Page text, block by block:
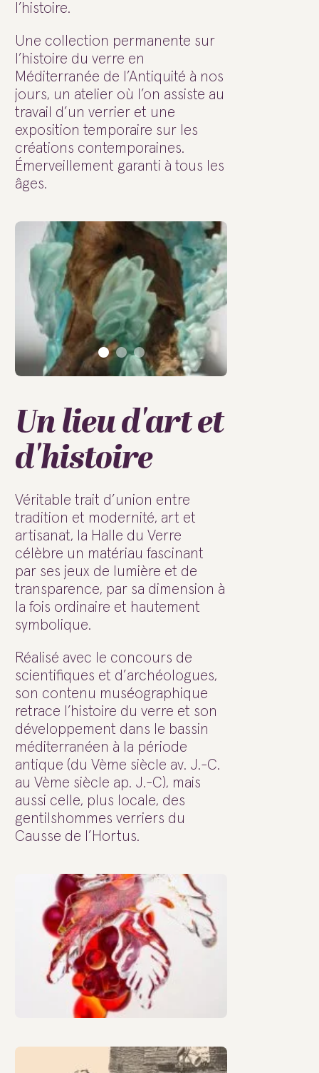
l’histoire.
Une collection permanente sur
l’histoire du verre en
Méditerranée de l’Antiquité à nos
jours, un atelier où l’on assiste au
travail d’un verrier et une
exposition temporaire sur les
créations contemporaines.
Émerveillement garanti à tous les
âges.
Un lieu d'art et
d'histoire
Véritable trait d’union entre
tradition et modernité, art et
artisanat, la Halle du Verre
célèbre un matériau fascinant
par ses jeux de lumière et de
transparence, par sa dimension à
la fois ordinaire et hautement
symbolique.
Réalisé avec le concours de
scientifiques et d’archéologues,
son contenu muséographique
retrace l’histoire du verre et son
développement dans le bassin
méditerranéen à la période
antique (du Vème siècle av. J.-C.
au Vème siècle ap. J.-C), mais
aussi celle, plus locale, des
gentilshommes verriers du
Causse de l’Hortus.